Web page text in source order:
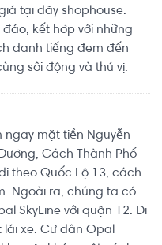
tại dãy shophouse.
kết hợp với những
danh tiếng đem đến
sôi động và thú vị.
ngay mặt tiền Nguyễn
Cách Thành Phố
theo Quốc Lộ 13, cách
Ngoài ra, chúng ta có
SkyLine với quận 12. Di
lái xe. Cư dân Opal